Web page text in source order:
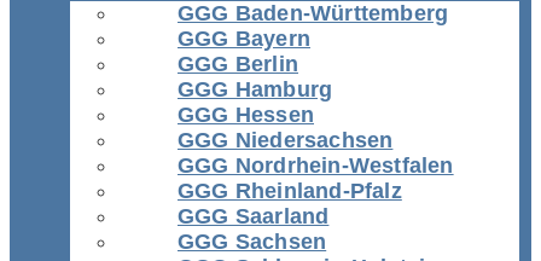
GGG Baden-Württemberg
GGG Bayern
GGG Berlin
GGG Hamburg
GGG Hessen
GGG Niedersachsen
GGG Nordrhein-Westfalen
GGG Rheinland-Pfalz
GGG Saarland
GGG Sachsen